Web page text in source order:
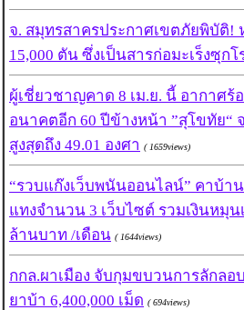
จ. สมุทรสาครประกาศเขตภัยพิบัติ!
15,000 ตัน ซึ่งเป็นสารก่อมะเร็งซุก
ผู้เชี่ยวชาญคาด 8 เม.ย. นี้ อากาศ
อนาคตอีก 60 ปีข้างหน้า ”สุโขทัย“
สูงสุดถึง 49.01 องศา ( 1659views)
“รวบแก๊งเว็บพนันออนไลน์” คาบ้า
แทงจำนวน 3 เว็บไซต์ รวมเงินหมุ
ล้านบาท /เดือน ( 1644views)
กกล.ผาเมือง จับกุมขบวนการลักลอ
ยาบ้า 6,400,000 เม็ด ( 694views)